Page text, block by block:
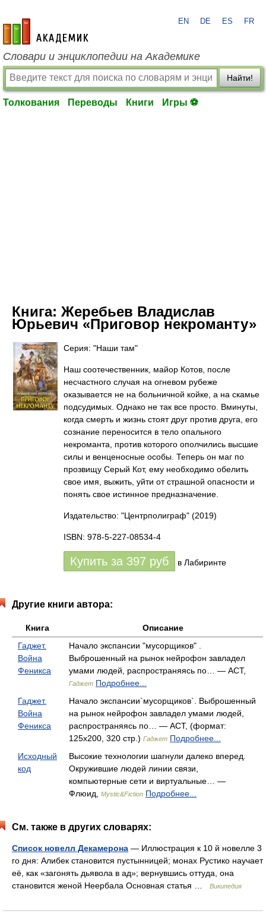
academic.ru
EN DE ES FR
Словари и энциклопедии на Академике
Найти!
Толкования Переводы Книги Игры ⚽
Книга: Жеребьев Владислав
Юрьевич «Приговор некроманту»
Серия: "Наши там"
Наш соотечественник, майор Котов, после
несчастного случая на огневом рубеже
оказывается не на больничной койке, а на скамье
подсудимых. Однако не так все просто. Вминуты,
когда смерть и жизнь стоят друг против друга, его
сознание переносится в тело опального
некроманта, против которого ополчились высшие
силы и венценосные особы. Теперь он маг по
прозвищу Серый Кот, ему необходимо обелить
свое имя, выжить, уйти от страшной опасности и
понять свое истинное предназначение.
Издательство: "Центрполиграф" (2019)
ISBN: 978-5-227-08534-4
Купить за 397 руб в Лабиринте
Другие книги автора:
Книга
Описание
Гаджет.
Война
Феникса
Начало экспансии "мусорщиков" .
Выброшенный на рынок нейрофон завладел
умами людей, распространяясь по… — АСТ,
Гаджет Подробнее...
Гаджет.
Война
Феникса
Начало экспансии`мусорщиков`. Выброшенный
на рынок нейрофон завладел умами людей,
распространяясь по… — АСТ, (формат:
125x200, 320 стр.) Гаджет Подробнее...
Исходный
код
Высокие технологии шагнули далеко вперед.
Окружившие людей линии связи,
компьютерные сети и виртуальные… —
Флюид,
Mystic&Fiction Подробнее...
См. также в других словарях:
Список новелл Декамерона — Иллюстрация к 10 й новелле 3
го дня: Алибек становится пустынницей; монах Рустико научает
её, как «загонять дьявола в ад»; вернувшись оттуда, она
становится женой Неербала Основная статья …
Википедия